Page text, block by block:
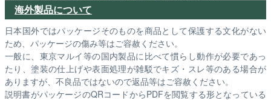
海外製品について
日本国外ではパッケージそのものを商品として保護する文化がない
ため、パッケージの傷み等はご容赦ください。
一般に、東京マルイ等の国内製品に比べて慣らし動作が必要であっ
たり、塗装の仕上げや表面処理が雑駁でキズ・スレ等のある場合が
ありますが、不良品ではないので返品等はご容赦ください。
説明書がパッケージのQRコードからPDFを閲覧する形となっている